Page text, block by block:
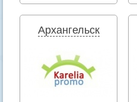
Архангельск